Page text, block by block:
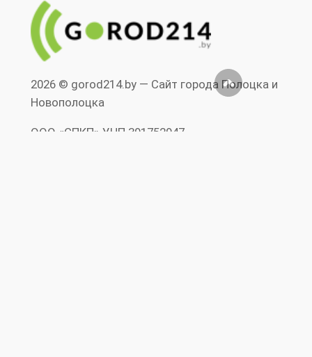
2026 © gorod214.by — Сайт города Полоцка и
Новополоцка
ООО «СПКП» УНП ‎391752947